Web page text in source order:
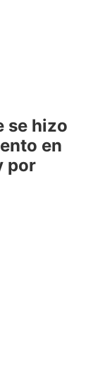
se hizo
en
por